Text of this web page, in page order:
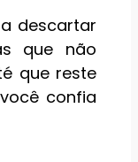
descartar
que não
que reste
confia